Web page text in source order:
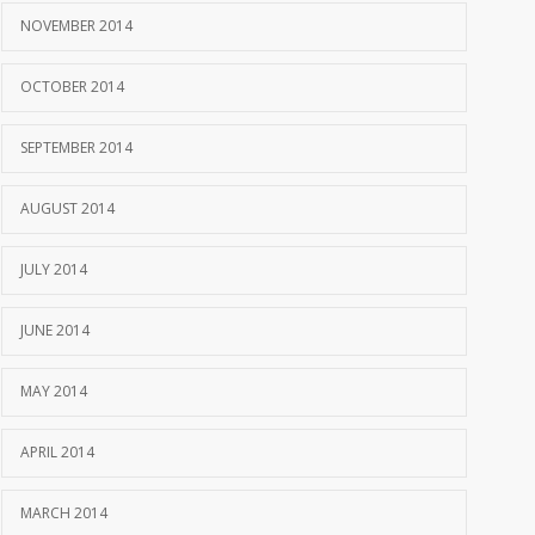
NOVEMBER 2014
OCTOBER 2014
SEPTEMBER 2014
AUGUST 2014
JULY 2014
JUNE 2014
MAY 2014
APRIL 2014
MARCH 2014